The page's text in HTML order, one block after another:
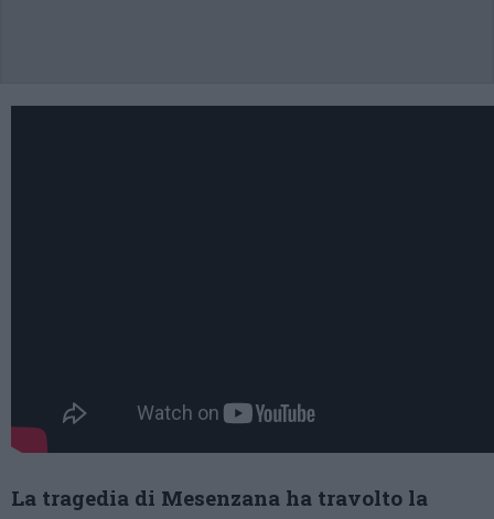
La tragedia di Mesenzana ha travolto la